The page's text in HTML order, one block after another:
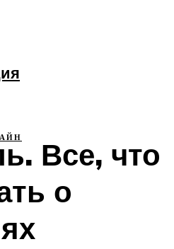
Все, что
о